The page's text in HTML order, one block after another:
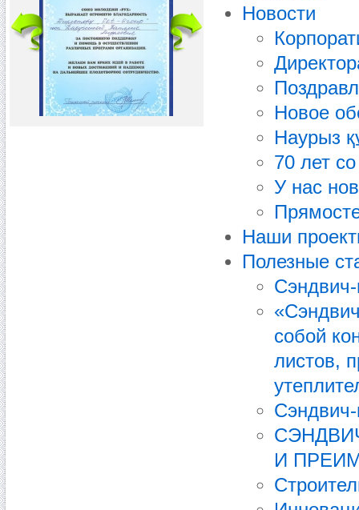
Новости
Новое
Наурыз
70 лет
У нас
Наши
Полезные
собой
листов,
И